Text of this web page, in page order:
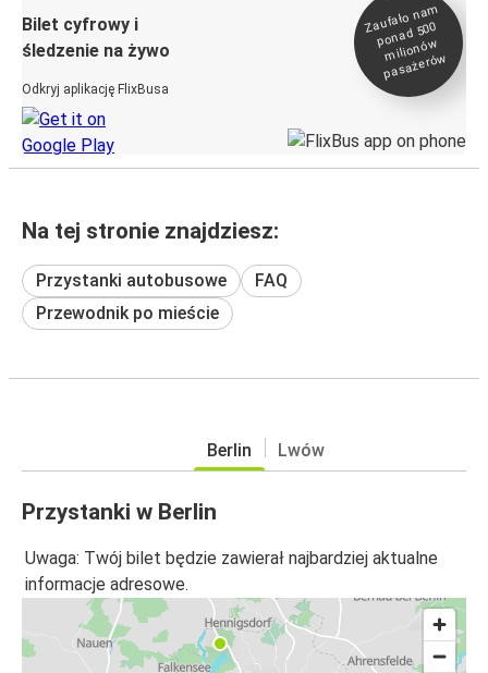
Bilet cyfrowy i
śledzenie na żywo
Odkryj aplikację FlixBusa
Zaufało na
m
ponad 500
milionó
w
pasażeró
w
Na tej stronie znajdziesz:
Przystanki autobusowe
FAQ
Przewodnik po mieście
Berlin Lwów
Przystanki w Berlin
Uwaga: Twój bilet będzie zawierał najbardziej aktualne
informacje adresowe.